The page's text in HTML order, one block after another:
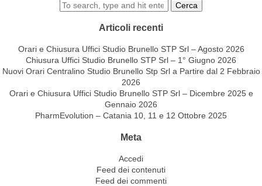
Cerca
Articoli recenti
Orari e Chiusura Uffici Studio Brunello STP Srl – Agosto 2026
Chiusura Uffici Studio Brunello STP Srl – 1° Giugno 2026
Nuovi Orari Centralino Studio Brunello Stp Srl a Partire dal 2 Febbraio
2026
Orari e Chiusura Uffici Studio Brunello STP Srl – Dicembre 2025 e
Gennaio 2026
PharmEvolution – Catania 10, 11 e 12 Ottobre 2025
Meta
Accedi
Feed dei contenuti
Feed dei commenti